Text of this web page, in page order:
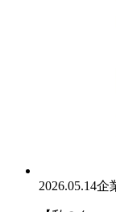
2026.05.14企